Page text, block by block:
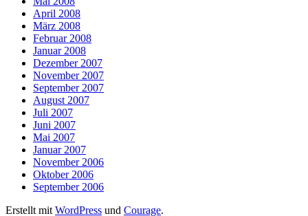
April 2008
März 2008
Februar 2008
Januar 2008
Dezember 2007
November 2007
September 2007
August 2007
Juli 2007
Juni 2007
Mai 2007
Januar 2007
November 2006
Oktober 2006
September 2006
Erstellt mit WordPress und Courage.